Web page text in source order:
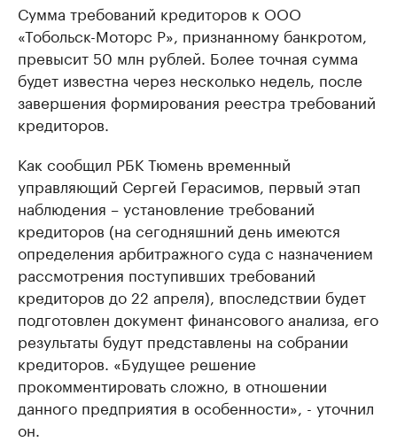
Сумма требований кредиторов к ООО
«Тобольск-Моторс Р», признанному банкротом,
превысит 50 млн рублей. Более точная сумма
будет известна через несколько недель, после
завершения формирования реестра требований
кредиторов.
Как сообщил РБК Тюмень временный
управляющий Сергей Герасимов, первый этап
наблюдения – установление требований
кредиторов (на сегодняшний день имеются
определения арбитражного суда с назначением
рассмотрения поступивших требований
кредиторов до 22 апреля), впоследствии будет
подготовлен документ финансового анализа, его
результаты будут представлены на собрании
кредиторов. «Будущее решение
прокомментировать сложно, в отношении
данного предприятия в особенности», - уточнил
он.